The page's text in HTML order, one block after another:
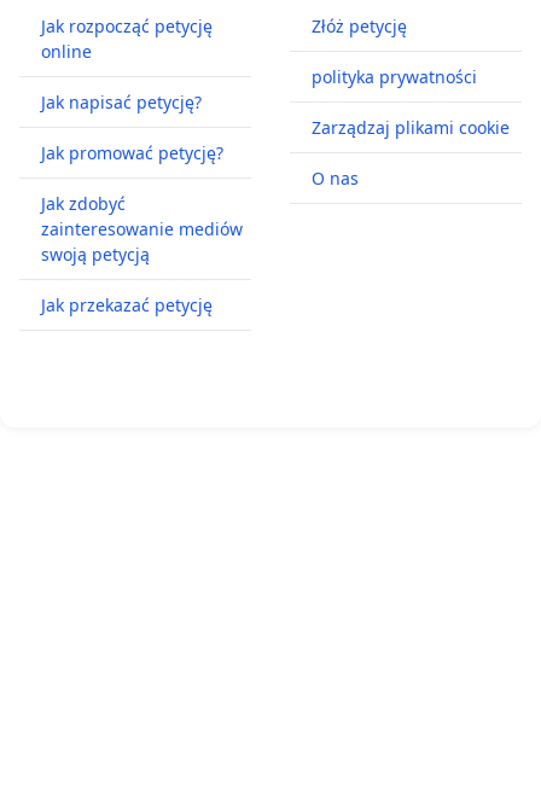
Jak rozpocząć petycję
online
Jak napisać petycję?
Jak promować petycję?
Jak zdobyć
zainteresowanie mediów
swoją petycją
Jak przekazać petycję
Złóż petycję
polityka prywatności
Zarządzaj plikami cookie
O nas